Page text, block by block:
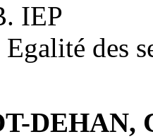
IEP
Egalité des
DEHAN,